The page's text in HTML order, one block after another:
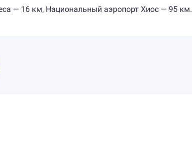
— 16 км, Национальный аэропорт Хиос — 95 км.